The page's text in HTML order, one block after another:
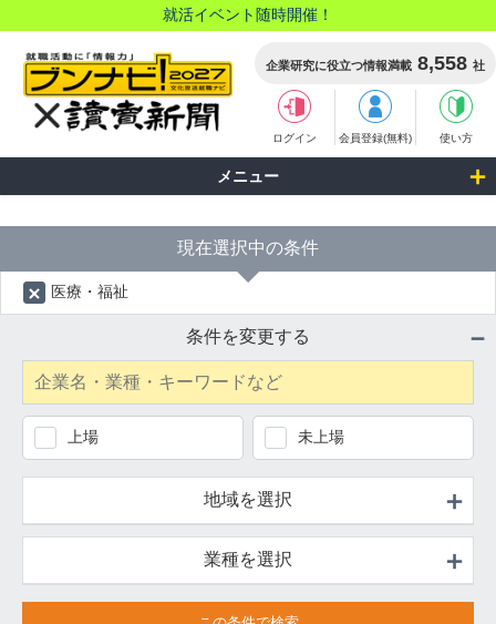
就活イベント随時開催！
企業研究に役立つ情報満載 8,558 社
ログイン 会員登録(無料) 使い方
メニュー
現在選択中の条件
医療・福祉
条件を変更する
上場 未上場
地域を選択
業種を選択